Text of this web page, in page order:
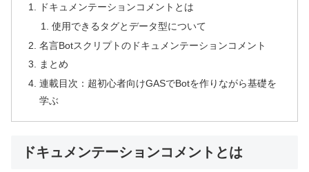
ドキュメンテーションコメントとは
使用できるタグとデータ型について
名言Botスクリプトのドキュメンテーションコメント
まとめ
連載目次：超初心者向けGASでBotを作りながら基礎を
学ぶ
ドキュメンテーションコメントとは